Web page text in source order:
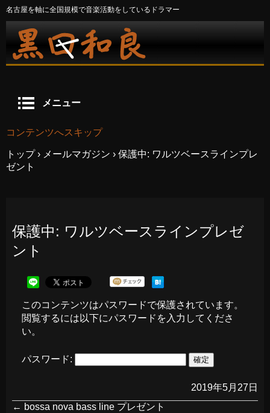
名古屋を軸に全国規模で音楽活動をしているドラマー
メニュー
コンテンツへスキップ
トップ › メールマガジン › 保護中: ワルツベースラインプレ
ゼント
保護中: ワルツベースラインプレゼ
ント
このコンテンツはパスワードで保護されています。
閲覧するには以下にパスワードを入力してくださ
い。
パスワード:
2019年5月27日
← bossa nova bass line プレゼント